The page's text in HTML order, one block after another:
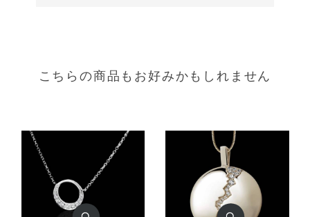
こちらの商品もお好みかもしれません